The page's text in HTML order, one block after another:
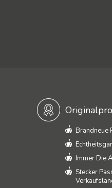
Brandneue
Immer Die
Stecker